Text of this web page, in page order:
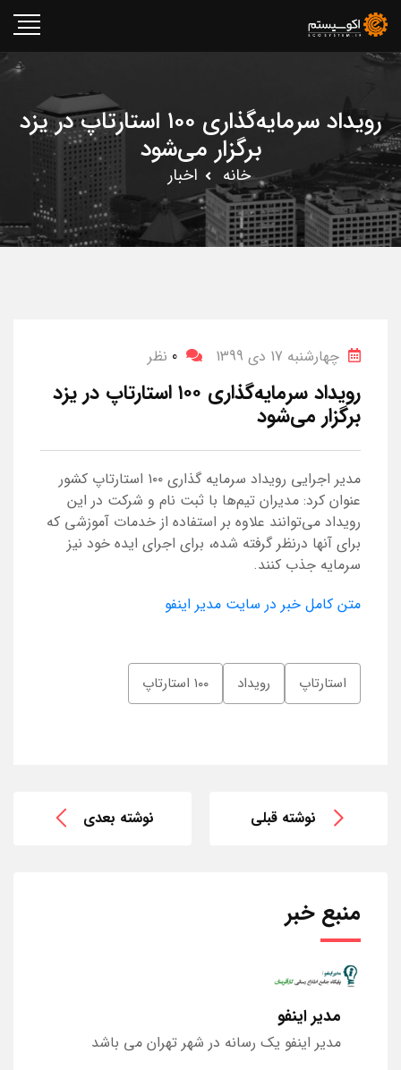
رویداد سرمایه‌گذاری ۱۰۰ استارتاپ در یزد
برگزار می‌شود
خانه اخبار
چهارشنبه 17 دی 1399 0 نظر
رویداد سرمایه‌گذاری ۱۰۰ استارتاپ در یزد
برگزار می‌شود
مدیر اجرایی رویداد سرمایه گذاری ۱۰۰ استارتاپ کشور
عنوان کرد: مدیران تیم‌ها با ثبت نام و شرکت در این
رویداد می‌توانند علاوه بر استفاده از خدمات آموزشی که
برای آنها درنظر گرفته شده، برای اجرای ایده خود نیز
سرمایه جذب کنند.
متن کامل خبر در سایت مدیر اینفو
استارتاپ رویداد ۱۰۰ استارتاپ
نوشته قبلی نوشته بعدی
منبع خبر
مدیر اینفو
مدیر اینفو یک رسانه در شهر تهران می باشد